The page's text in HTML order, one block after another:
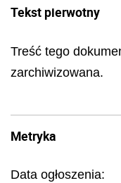
Tekst pierwotny
Treść tego
zarchiwizowana.
Metryka
Data ogłoszenia: